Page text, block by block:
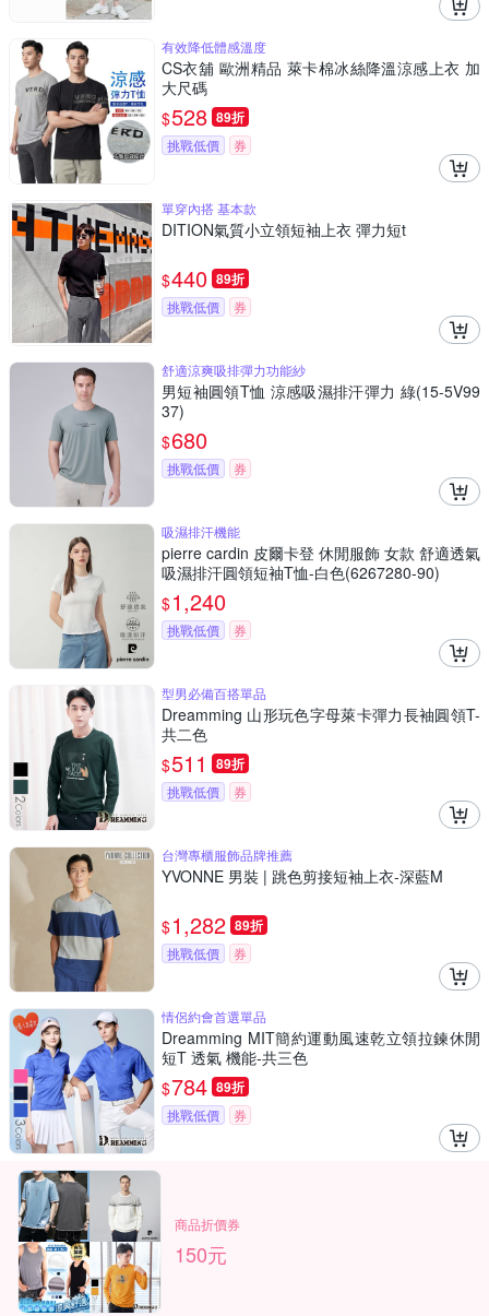
有效降低體感溫度
CS衣舖 歐洲精品 萊卡棉冰絲降溫涼感上衣 加
大尺碼
$528 89折
挑戰低價 券
單穿內搭 基本款
DITION氣質小立領短袖上衣 彈力短t
$440 89折
挑戰低價 券
舒適涼爽吸排彈力功能紗
男短袖圓領T恤 涼感吸濕排汗彈力 綠(15-5V99
37)
$680
挑戰低價 券
吸濕排汗機能
pierre cardin 皮爾卡登 休閒服飾 女款 舒適透氣
吸濕排汗圓領短袖T恤-白色(6267280-90)
$1,240
挑戰低價 券
型男必備百搭單品
Dreamming 山形玩色字母萊卡彈力長袖圓領T-
共二色
$511 89折
挑戰低價 券
台灣專櫃服飾品牌推薦
YVONNE 男裝 | 跳色剪接短袖上衣-深藍M
$1,282 89折
挑戰低價 券
情侶約會首選單品
Dreamming MIT簡約運動風速乾立領拉鍊休閒
短T 透氣 機能-共三色
$784 89折
挑戰低價 券
商品折價券
150元